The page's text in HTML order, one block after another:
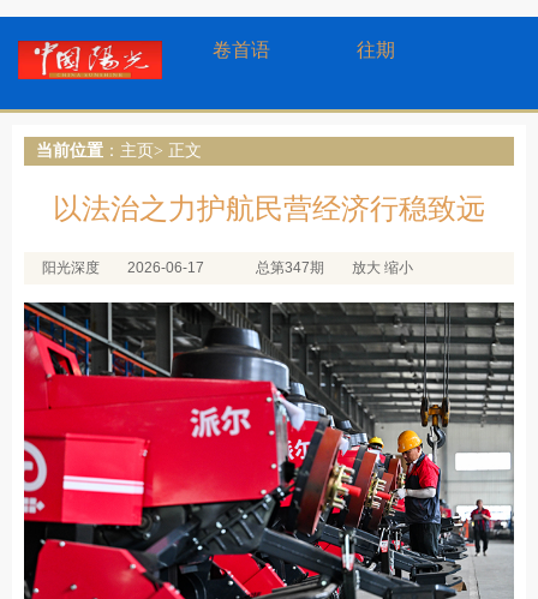
卷首语 往期
当前位置 ： 主页> 正文
以法治之力护航民营经济行稳致远
阳光深度 2026-06-17 总第347期 放大 缩小